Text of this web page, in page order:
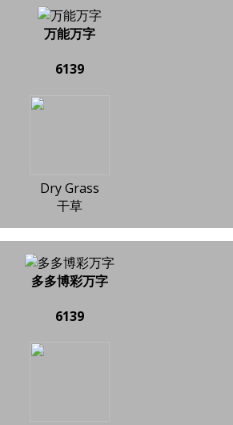
万能万字
6139
Dry Grass
干草
多多博彩万字
6139